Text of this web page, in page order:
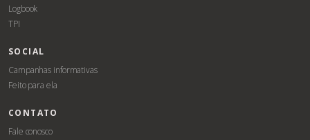
Logbook
TPI
SOCIAL
Campanhas informativas
Feito para ela
CONTATO
Fale conosco